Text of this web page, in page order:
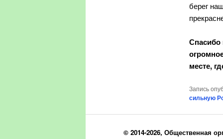
берег
Спасибо
месте,
Запись
сильную
© 2014-2026, Общественная